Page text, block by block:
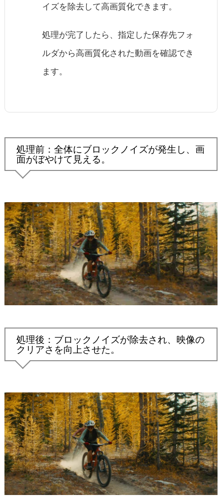
イズを除去して高画質化できます。
処理が完了したら、指定した保存先フォ
ルダから高画質化された動画を確認でき
ます。
処理前：全体にブロックノイズが発生し、画
面がぼやけて見える。
処理後：ブロックノイズが除去され、映像の
クリアさを向上させた。